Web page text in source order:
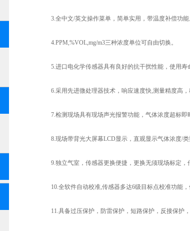
3.全中文/英文操作菜单，简单实用，带温度补偿功能
4.PPM,%VOL,mg/m3三种浓度单位可自由切换。
5.进口电化学传感器具有良好的抗干扰性能，使用寿
6.采用先进微处理器技术，响应速度快,测量精度高，
7.检测现场具有现场声光报警功能，气体浓度超标即
8.现场带背光大屏幕LCD显示，直观显示气体浓度/类
9.独立气室，传感器更换便捷，更换无须现场标定，
10.全软件自动校准,传感器多达6级目标点校准功能，
11.具备过压保护，防雷保护，短路保护，反接保护，